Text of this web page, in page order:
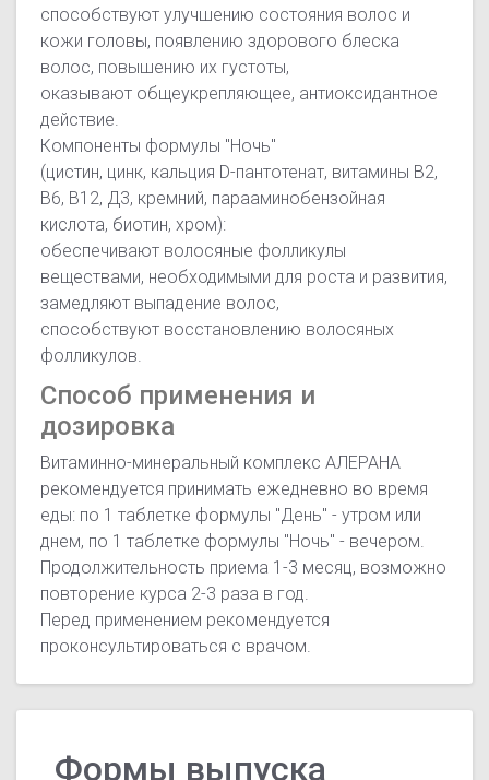
способствуют улучшению состояния волос и
кожи головы, появлению здорового блеска
волос, повышению их густоты,
оказывают общеукрепляющее, антиоксидантное
действие.
Компоненты формулы "Ночь"
(цистин, цинк, кальция D-пантотенат, витамины В2,
В6, В12, Д3, кремний, парааминобензойная
кислота, биотин, хром):
обеспечивают волосяные фолликулы
веществами, необходимыми для роста и развития,
замедляют выпадение волос,
способствуют восстановлению волосяных
фолликулов.
Способ применения и
дозировка
Витаминно-минеральный комплекс АЛЕРАНА
рекомендуется принимать ежедневно во время
еды: по 1 таблетке формулы "День" - утром или
днем, по 1 таблетке формулы "Ночь" - вечером.
Продолжительность приема 1-3 месяц, возможно
повторение курса 2-3 раза в год.
Перед применением рекомендуется
проконсультироваться с врачом.
Формы выпуска